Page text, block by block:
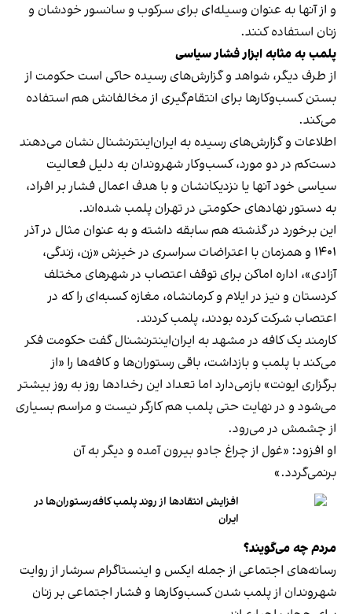
و از آنها به عنوان وسیله‌ای برای سرکوب و سانسور خودشان و
زنان استفاده کنند.
پلمب به مثابه ابزار فشار سیاسی
از طرف دیگر، شواهد و گزارش‌های رسیده حاکی است حکومت از
بستن کسب‌وکارها برای انتقام‌گیری از مخالفانش هم استفاده
می‌کند.
اطلاعات و گزارش‌های رسیده به ایران‌اینترنشنال نشان می‌دهند
دست‌کم در دو مورد، کسب‌وکار شهروندان به دلیل فعالیت
سیاسی خود آنها یا نزدیکانشان و با هدف اعمال فشار بر افراد،
به دستور نهادهای حکومتی در تهران پلمب شده‌اند.
این برخورد در گذشته هم سابقه داشته و به عنوان مثال در آذر
۱۴۰۱ و همزمان با اعتراضات سراسری در خیزش «زن، زندگی،
آزادی»، اداره اماکن برای توقف اعتصاب در شهرهای مختلف
کردستان و نیز در ایلام و کرمانشاه، مغازه کسبه‌ای را که در
اعتصاب شرکت کرده بودند، پلمب کردند.
کارمند یک کافه در مشهد به ایران‌اینترنشنال گفت حکومت فکر
می‌کند با پلمب و بازداشت، باقی رستوران‌ها و کافه‌ها را «از
برگزاری ایونت» بازمی‌دارد اما تعداد این رخدادها روز به روز بیشتر
می‌شود و در نهایت حتی پلمب هم کارگر نیست و مراسم بسیاری
از چشمش در می‌رود.
او افزود: «غول از چراغ جادو بیرون آمده و دیگر به آن
برنمی‎‌گردد.»
افزایش انتقادها از روند پلمب کافه‌رستوران‌ها در
ایران
مردم چه می‌گویند؟
رسانه‎‌های اجتماعی از جمله ایکس و اینستاگرام سرشار از روایت
شهروندان از پلمب شدن کسب‌وکارها و فشار اجتماعی بر زنان